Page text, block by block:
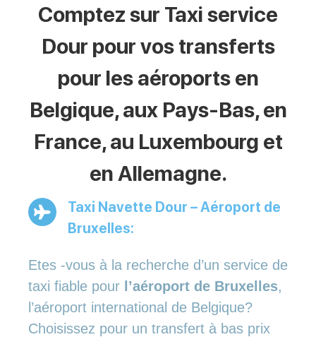
Comptez sur Taxi service
Dour pour vos transferts
pour les aéroports en
Belgique, aux Pays-Bas, en
France, au Luxembourg et
en Allemagne.
Taxi Navette Dour – Aéroport de
Bruxelles:
Etes -vous à la recherche d’un service de
taxi fiable pour l’aéroport de Bruxelles,
l’aéroport international de Belgique?
Choisissez pour un transfert à bas prix